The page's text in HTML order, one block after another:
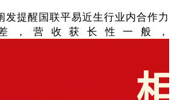
提醒国联平易近生行业内合作力
，营收获长性一般，